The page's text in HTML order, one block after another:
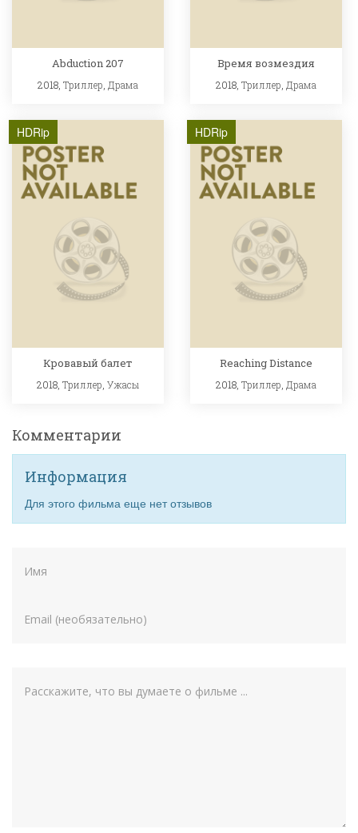
Abduction 207
2018, Триллер Драма
Время возмездия
2018,Триллер Драма
HDRip
Кровавый балет
2018, Триллер Ужасы
HDRip
Reaching Distance
2018,Триллер Драма
Комментарии
Информация
Для этого фильма еще нет отзывов